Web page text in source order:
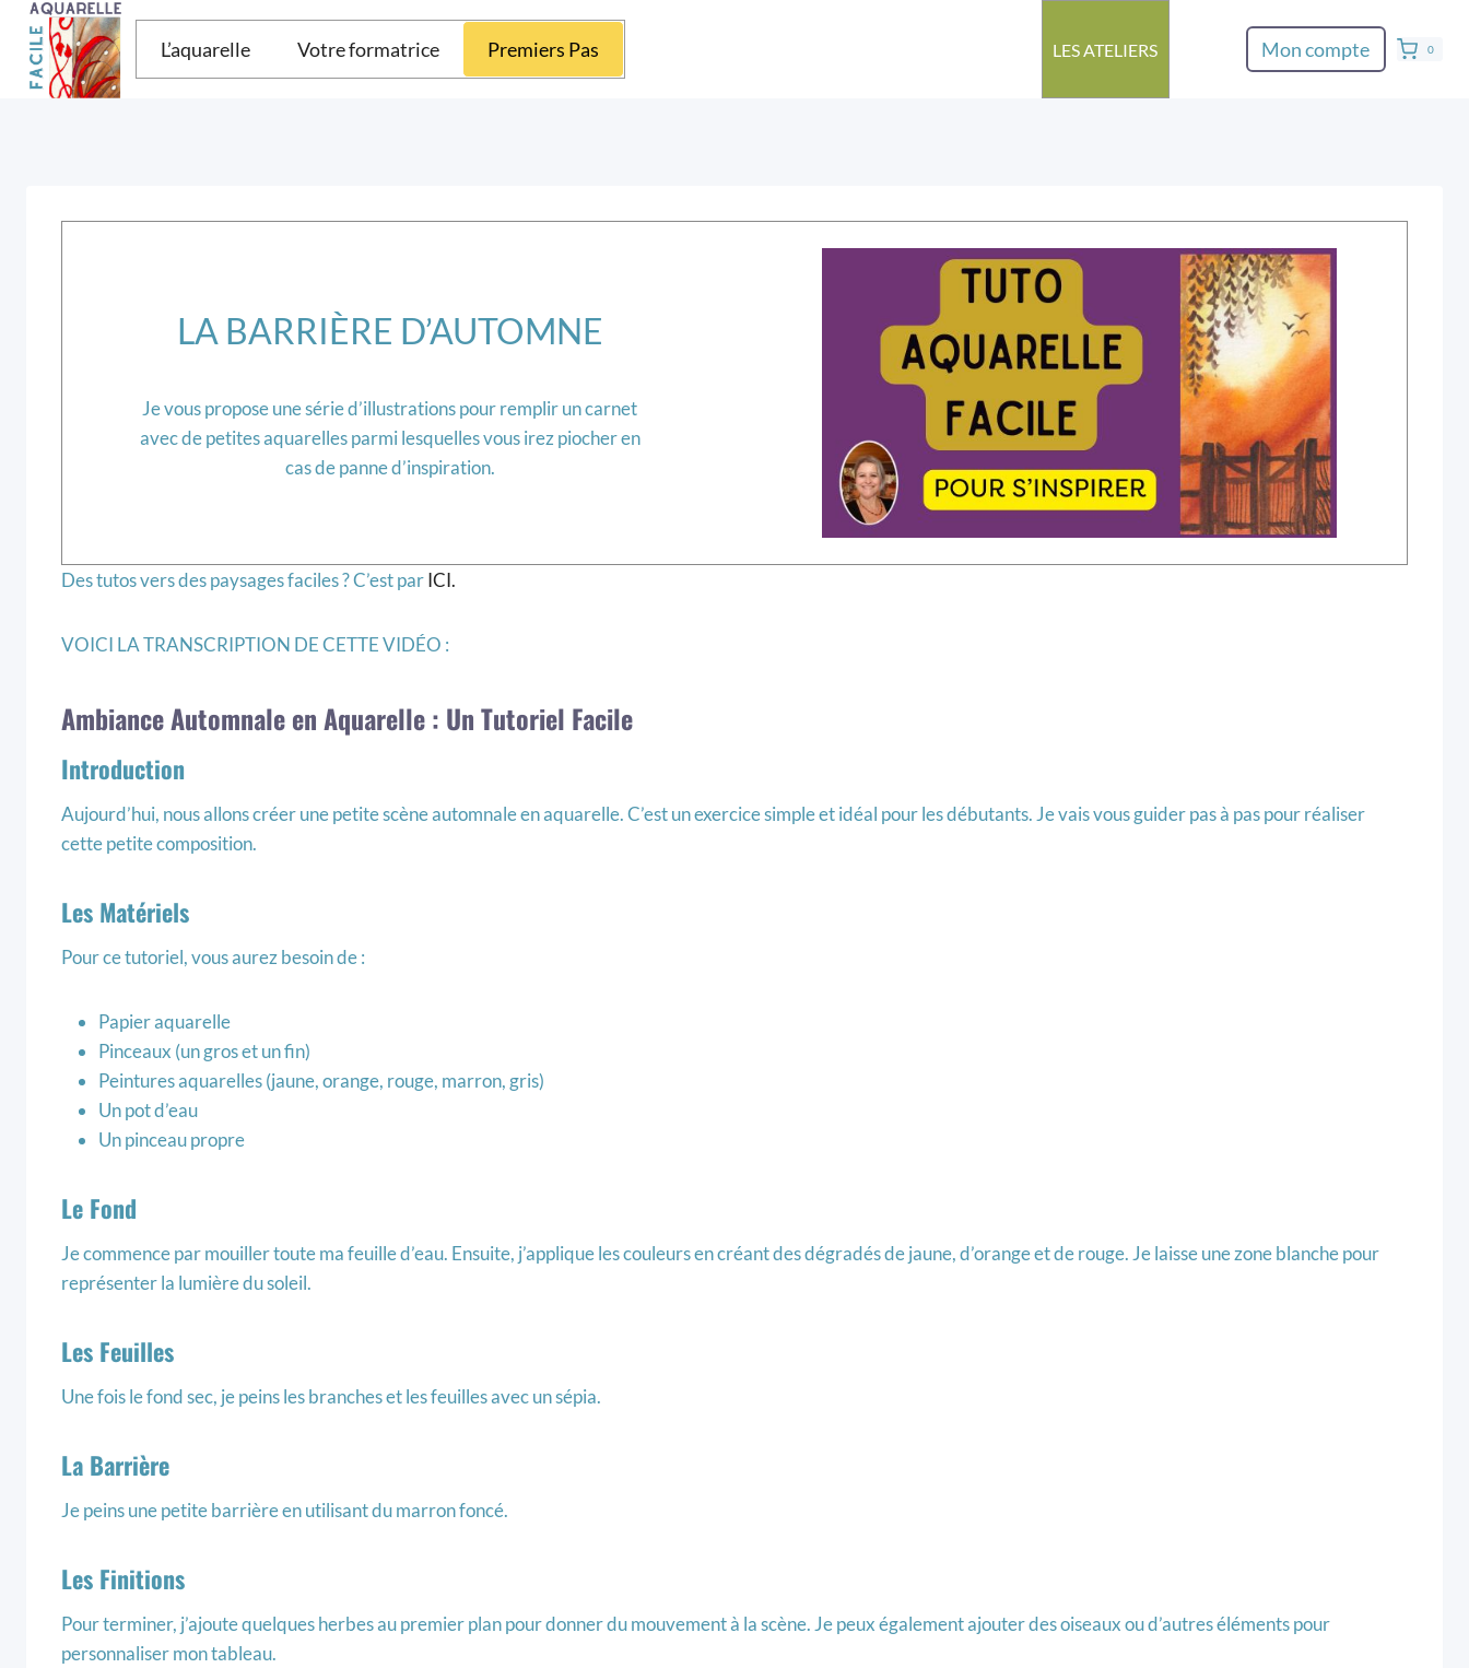
Aller
contenu
L’aquarelle Votre formatrice Premiers Pas LES ATELIERS Mon compte 0
LA BARRIÈRE D’AUTOMNE
Je vous propose une série d’illustrations pour remplir un carnet
avec de petites aquarelles parmi lesquelles vous irez piocher en
cas de panne d’inspiration.
Des tutos vers des paysages faciles ? C’est parICI.
VOICI LA TRANSCRIPTION DE CETTE VIDÉO :
Ambiance Automnale en Aquarelle : Un Tutoriel Facile
Introduction
Aujourd’hui, nous allons créer une petite scène automnale en aquarelle. C’est un exercice simple et idéal pour les débutants. Je vais vous guider pas à pas pour réaliser
cette petite composition.
Les Matériels
Pour ce tutoriel, vous aurez besoin de :
Papier aquarelle
Pinceaux (un gros et un fin)
Peintures aquarelles (jaune, orange, rouge, marron, gris)
Un pot d’eau
Un pinceau propre
Le Fond
Je commence par mouiller toute ma feuille d’eau. Ensuite, j’applique les couleurs en créant des dégradés de jaune, d’orange et de rouge. Je laisse une zone blanche pour
représenter la lumière du soleil.
Les Feuilles
Une fois le fond sec, je peins les branches et les feuilles avec un sépia.
La Barrière
Je peins une petite barrière en utilisant du marron foncé.
Les Finitions
Pour terminer, j’ajoute quelques herbes au premier plan pour donner du mouvement à la scène. Je peux également ajouter des oiseaux ou d’autres éléments pour
personnaliser mon tableau.